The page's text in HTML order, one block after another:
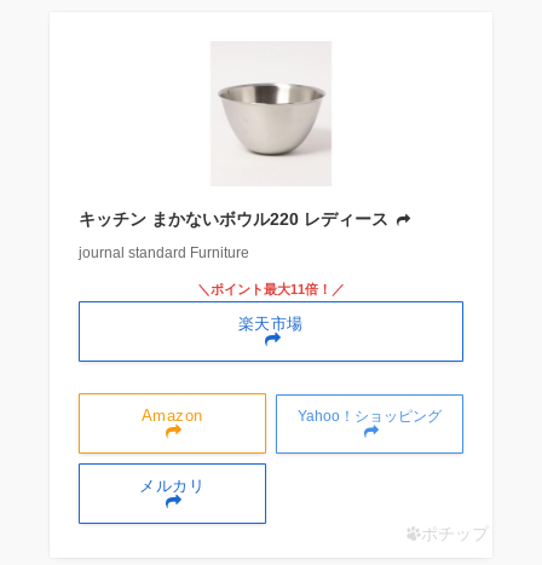
キッチン まかないボウル220 レディース
journal standard Furniture
Amazon
＼ポイント最大11倍！／
楽天市場
Yahoo！ショッピング
メルカリ
ポチップ